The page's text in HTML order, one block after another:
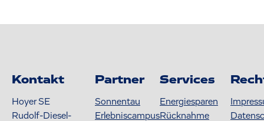
Kontakt
Hoyer SE
Rudolf-Diesel-
Partner
Sonnentau
Erlebniscampus
Services
Energiesparen
Rücknahme